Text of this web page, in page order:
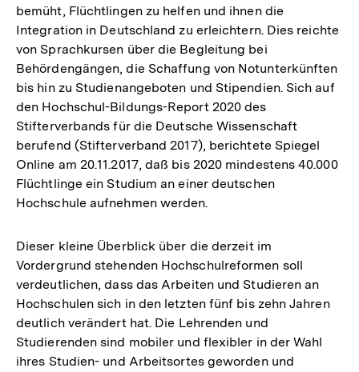
bemüht, Flüchtlingen zu helfen und ihnen die
Integration in Deutschland zu erleichtern. Dies reichte
von Sprachkursen über die Begleitung bei
Behördengängen, die Schaffung von Notunterkünften
bis hin zu Studienangeboten und Stipendien. Sich auf
den Hochschul-Bildungs-Report 2020 des
Stifterverbands für die Deutsche Wissenschaft
berufend (Stifterverband 2017), berichtete Spiegel
Online am 20.11.2017, daß bis 2020 mindestens 40.000
Flüchtlinge ein Studium an einer deutschen
Hochschule aufnehmen werden.
Dieser kleine Überblick über die derzeit im
Vordergrund stehenden Hochschulreformen soll
verdeutlichen, dass das Arbeiten und Studieren an
Hochschulen sich in den letzten fünf bis zehn Jahren
deutlich verändert hat. Die Lehrenden und
Studierenden sind mobiler und flexibler in der Wahl
ihres Studien- und Arbeitsortes geworden und